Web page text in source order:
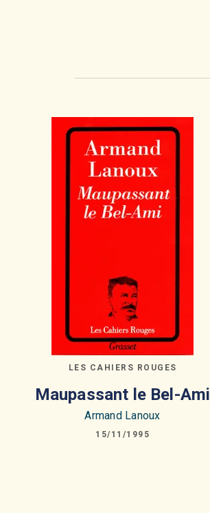
LES CAHIERS ROUGES
Maupassant le Bel-Ami
Armand Lanoux
15/11/1995